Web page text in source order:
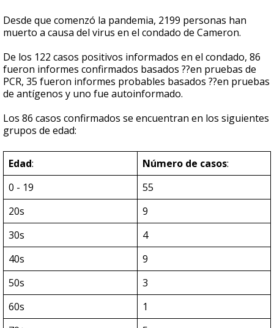
Desde que comenzó la pandemia, 2199 personas han
muerto a causa del virus en el condado de Cameron.
De los 122 casos positivos informados en el condado, 86
fueron informes confirmados basados ??en pruebas de
PCR, 35 fueron informes probables basados ??en pruebas
de antígenos y uno fue autoinformado.
Los 86 casos confirmados se encuentran en los siguientes
grupos de edad:
Edad: Número de casos:
0 - 19
55
20s
9
30s
4
40s
9
50s
3
60s
1